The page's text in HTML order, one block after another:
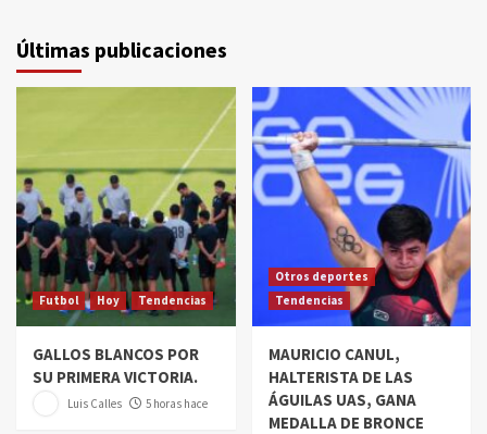
Últimas publicaciones
Futbol Hoy Tendencias
GALLOS BLANCOS POR
SU PRIMERA VICTORIA.
Luis Calles 5 horas hace
Otros deportes
Tendencias
MAURICIO CANUL,
HALTERISTA DE LAS
ÁGUILAS UAS, GANA
MEDALLA DE BRONCE